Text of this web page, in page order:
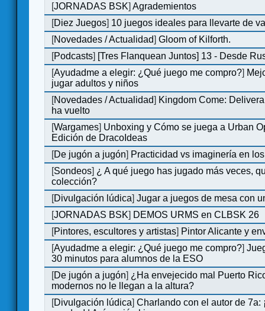
[JORNADAS BSK]Agrademientos
[Diez Juegos] 10 juegos ideales para llevarte de
[Novedades / Actualidad]Gloom of Kilforth.
[Podcasts] [Tres Flanquean Juntos] 13 - Desde
[Ayudadme a elegir: ¿Qué juego me compro?]
jugar adultos y niños
[Novedades / Actualidad] Kingdom Come:
ha vuelto
[Wargames] Unboxing y Cómo se juega a Urban
Edición de DracoIdeas
[De jugón a jugón] Practicidad vs imaginería en
[Sondeos] ¿ A qué juego has jugado más veces,
colección?
[Divulgación lúdica]Jugar a juegos de mesa con
[JORNADAS BSK] DEMOS URMS en CLBSK 26
[Pintores, escultores y artistas] Pintor Alicante y
[Ayudadme a elegir: ¿Qué juego me compro?]
30 minutos para alumnos de la ESO
[De jugón a jugón] ¿Ha envejecido mal Puerto
modernos no le llegan a la altura?
[Divulgación lúdica]Charlando con el autor de 7a: